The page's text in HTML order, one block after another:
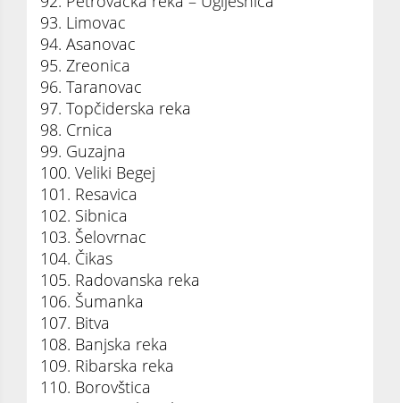
93. Limovac
94. Asanovac
95. Zreonica
96. Taranovac
97. Topčiderska reka
98. Crnica
99. Guzajna
100. Veliki Begej
101. Resavica
102. Sibnica
103. Šelovrnac
104. Čikas
105. Radovanska reka
106. Šumanka
107. Bitva
108. Banjska reka
109. Ribarska reka
110. Borovštica